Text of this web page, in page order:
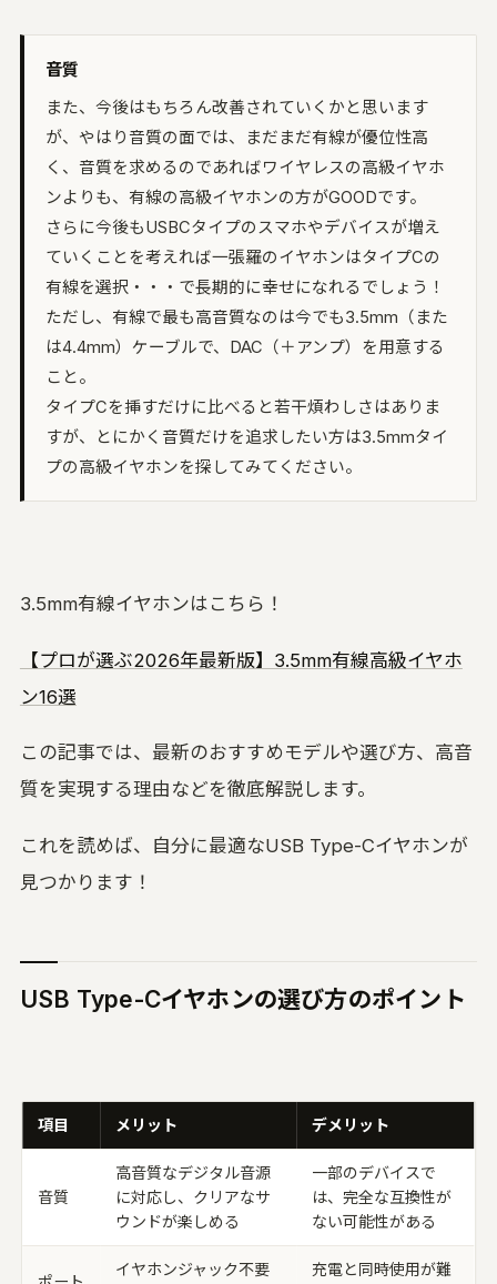
音質
また、今後はもちろん改善されていくかと思います
が、やはり音質の面では、まだまだ有線が優位性高
く、音質を求めるのであればワイヤレスの高級イヤホ
ンよりも、有線の高級イヤホンの方がGOODです。
さらに今後もUSBCタイプのスマホやデバイスが増え
ていくことを考えれば一張羅のイヤホンはタイプCの
有線を選択・・・で長期的に幸せになれるでしょう！
ただし、有線で最も高音質なのは今でも3.5mm（また
は4.4mm）ケーブルで、DAC（＋アンプ）を用意する
こと。
タイプCを挿すだけに比べると若干煩わしさはありま
すが、とにかく音質だけを追求したい方は3.5mmタイ
プの高級イヤホンを探してみてください。
3.5mm有線イヤホンはこちら！
【プロが選ぶ2026年最新版】3.5mm有線高級イヤホ
ン16選
この記事では、最新のおすすめモデルや選び方、高音
質を実現する理由などを徹底解説します。
これを読めば、自分に最適なUSB Type-Cイヤホンが
見つかります！
USB Type-Cイヤホンの選び方のポイント
項目 メリット デメリット
音質
高音質なデジタル音源
に対応し、クリアなサ
ウンドが楽しめる
一部のデバイスで
は、完全な互換性が
ない可能性がある
イヤホンジャック不要 充電と同時使用が難